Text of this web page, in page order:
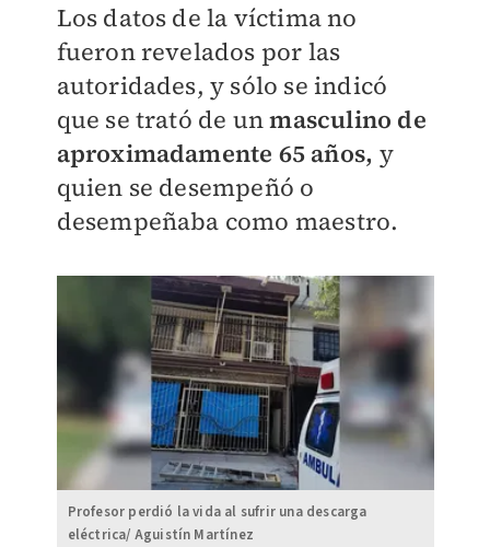
Los datos de la víctima no
fueron revelados por las
autoridades, y sólo se indicó
que se trató de unmasculino de
aproximadamente 65 años, y
quien se desempeñó o
desempeñaba como maestro.
Profesor perdió la vida al sufrir una descarga
eléctrica/ Aguistín Martínez